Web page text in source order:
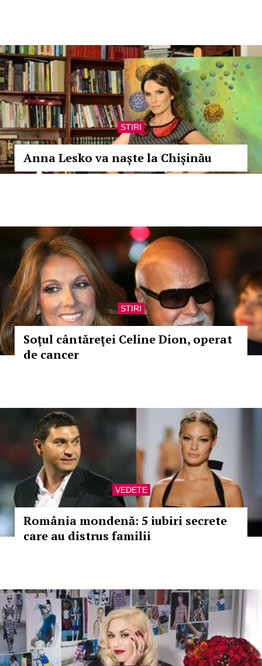
STIRI
Anna Lesko va naște la Chișinău
STIRI
Soţul cântăreţei Celine Dion, operat
de cancer
VEDETE
România mondenă: 5 iubiri secrete
care au distrus familii